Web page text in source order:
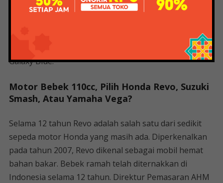
shield, kini menggunakan warna hitam dengan
masih berwarna kuning. Jadi warna yang ditawarkan
untuk varian ini adalah Neo Green, Raving Red dan
Galaxy Blue.
Motor Bebek 110cc, Pilih Honda Revo, Suzuki
Smash, Atau Yamaha Vega?
Selama 12 tahun Revo adalah salah satu dari sedikit
sepeda motor Honda yang masih ada. Diperkenalkan
pada tahun 2007, Revo dikenal sebagai mobil hemat
bahan bakar. Bebek ramah telah diternakkan di
Indonesia selama 12 tahun. Direktur Pemasaran AHM